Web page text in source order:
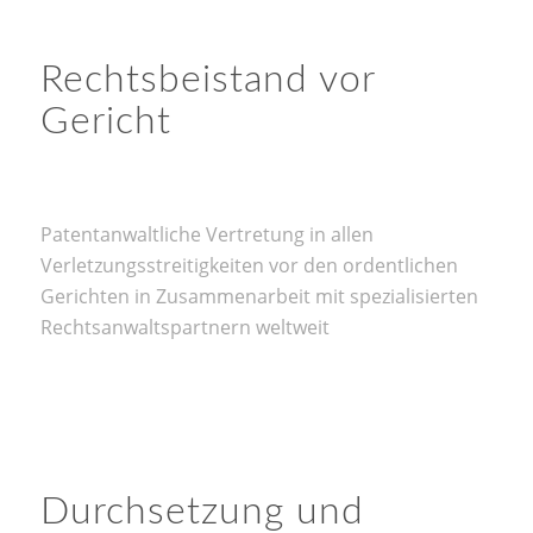
Rechtsbeistand vor
Gericht
Patentanwaltliche Vertretung in allen
Verletzungsstreitigkeiten vor den ordentlichen
Gerichten in Zusammenarbeit mit spezialisierten
Rechtsanwaltspartnern weltweit
Durchsetzung und